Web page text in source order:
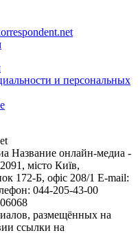
и персональных
Название онлайн-медиа -
місто Київ,
Б, офіс 208/1 E-mail:
044-205-43-00
размещённых на
ссылки на